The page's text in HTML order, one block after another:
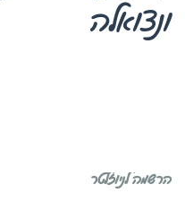
ונצואלה
הרשמה לניוזלטר